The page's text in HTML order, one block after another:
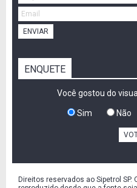
ENVIAR
ENQUETE
Você gostou do
Sim Não
Direitos reservados ao Sipetrol